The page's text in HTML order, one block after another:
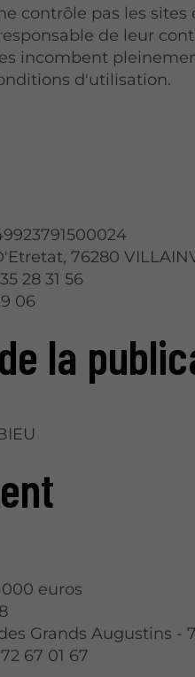
contrôle pas les
de leur
incombent
d'utilisation.
76280
28 31 56
06
la
euros
Grands Augustins -
67 01 67